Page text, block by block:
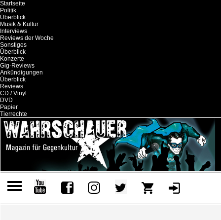
Startseite
Politik
Überblick
Musik & Kultur
Interviews
Reviews der Woche
Sonstiges
Überblick
Konzerte
Gig-Reviews
Ankündigungen
Überblick
Reviews
CD / Vinyl
DVD
Papier
Tierrechte